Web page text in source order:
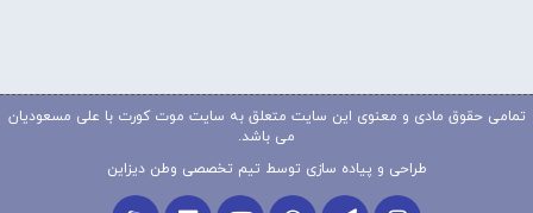
تمامی حقوق مادی و معنوی این سایت متعلق به سایت موت کورت با علی مسعودیان
می باشد.
طراحی و پیاده سازی توسط تیم تخصصی وطن دیزاین